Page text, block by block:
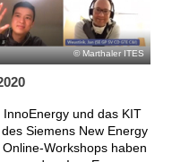
Marthaler ITES
und das KIT
Siemens New Energy
Workshops haben